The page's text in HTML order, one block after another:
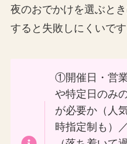
夜のおでかけを選ぶと
すると失敗しにくいです
①開催日・営
や特定日のみ
が必要か（人
時指定制も）